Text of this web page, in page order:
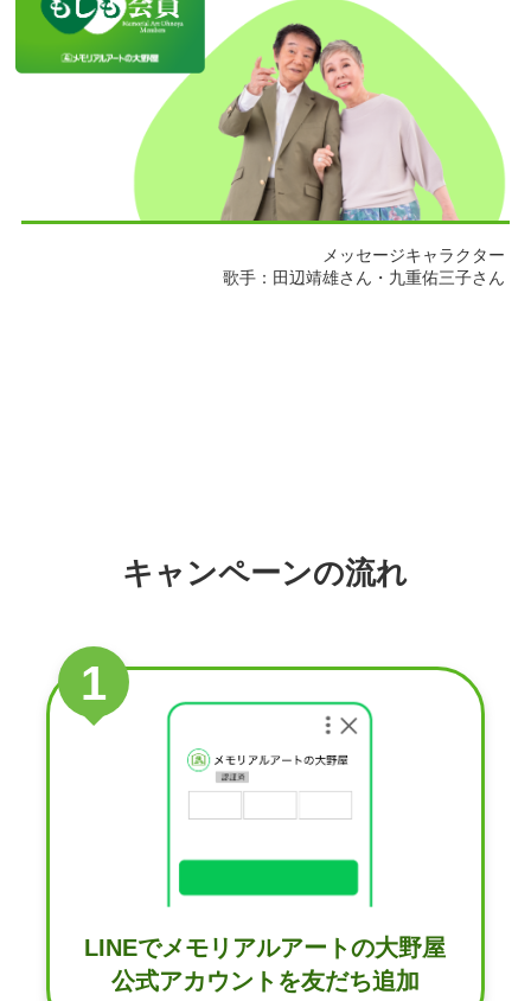
メッセージキャラクター
歌手：田辺靖雄さん・九重佑三子さん
キャンペーンの流れ
1
LINEでメモリアルアートの大野屋
公式アカウントを友だち追加